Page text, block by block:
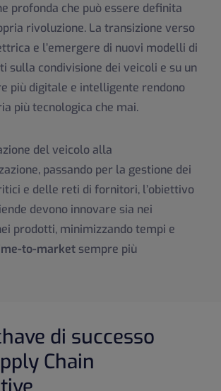
profonda che può essere definita
rivoluzione. La transizione verso
e l’emergere di nuovi modelli di
sulla condivisione dei veicoli e su un
più digitale e intelligente rendono
più tecnologica che mai.
del veicolo alla
passando per la gestione dei
e delle reti di fornitori, l’obiettivo
devono innovare sia nei
prodotti, minimizzando tempi e
to-market sempre più
di successo
Chain